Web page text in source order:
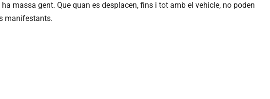
massa gent. Que quan es desplacen, fins i tot amb el vehicle, no poden
manifestants.